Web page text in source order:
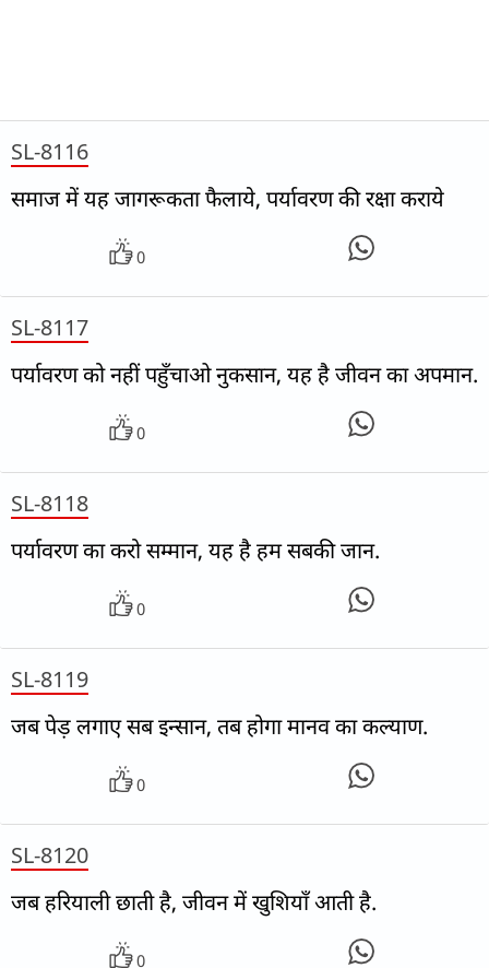
SL-8116
समाज में यह जागरूकता फैलाये, पर्यावरण की रक्षा कराये
0
SL-8117
पर्यावरण को नहीं पहुँचाओ नुकसान, यह है जीवन का अपमान.
0
SL-8118
पर्यावरण का करो सम्मान, यह है हम सबकी जान.
0
SL-8119
जब पेड़ लगाए सब इन्सान, तब होगा मानव का कल्याण.
0
SL-8120
जब हरियाली छाती है, जीवन में खुशियाँ आती है.
0